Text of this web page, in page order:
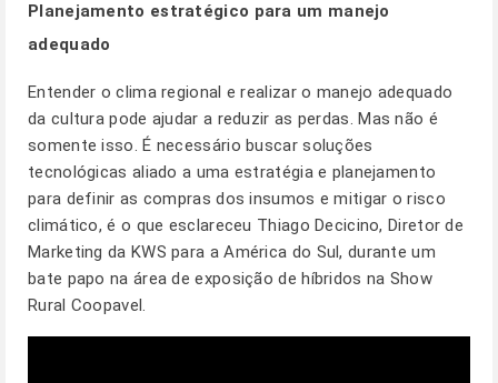
Planejamento estratégico para um manejo
adequado
Entender o clima regional e realizar o manejo adequado
da cultura pode ajudar a reduzir as perdas. Mas não é
somente isso. É necessário buscar soluções
tecnológicas aliado a uma estratégia e planejamento
para definir as compras dos insumos e mitigar o risco
climático, é o que esclareceu Thiago Decicino, Diretor de
Marketing da KWS para a América do Sul, durante um
bate papo na área de exposição de híbridos na Show
Rural Coopavel.